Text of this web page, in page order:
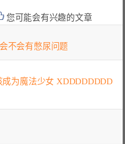
您可能会有兴趣的文章
不会有憋尿问题
为魔法少女 XDDDDDDDD